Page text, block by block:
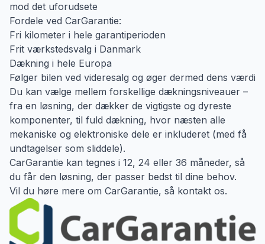
mod det uforudsete
Fordele ved CarGarantie:
Fri kilometer i hele garantiperioden
Frit værkstedsvalg i Danmark
Dækning i hele Europa
Følger bilen ved videresalg og øger dermed dens værdi
Du kan vælge mellem forskellige dækningsniveauer –
fra en løsning, der dækker de vigtigste og dyreste
komponenter, til fuld dækning, hvor næsten alle
mekaniske og elektroniske dele er inkluderet (med få
undtagelser som sliddele).
CarGarantie kan tegnes i 12, 24 eller 36 måneder, så
du får den løsning, der passer bedst til dine behov.
Vil du høre mere om CarGarantie, så kontakt os.